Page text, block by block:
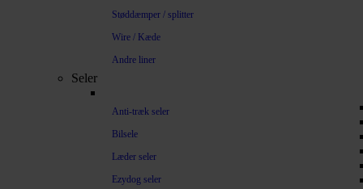
Støddæmper / splitter
Wire / Kæde
Andre liner
Seler
Anti-træk seler
Bilsele
Læder seler
Ezydog seler